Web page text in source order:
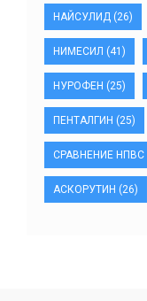
НАЙСУЛИД (26)
НИМЕСИЛ (41)
НУРОФЕН (25)
ПЕНТАЛГИН (25)
СРАВНЕНИЕ НПВС
АСКОРУТИН (26)